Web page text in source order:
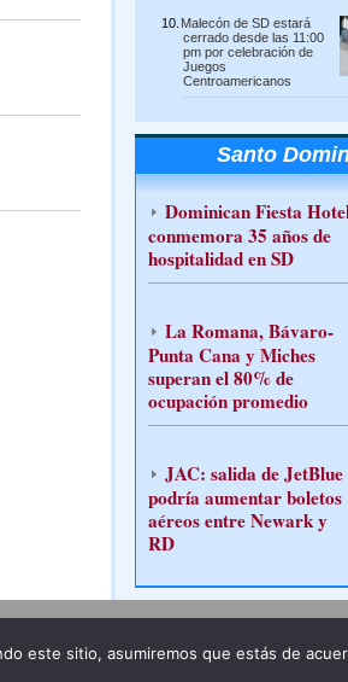
Malecón de SD estará
cerrado desde las 11:00
pm por celebración de
Juegos
Centroamericanos
Santo
Dominican Fiesta
conmemora 35 años de
hospitalidad en SD
La Romana, Bávaro-
Punta Cana y Miches
superan el 80% de
ocupación promedio
JAC: salida de JetBlue
podría aumentar boletos
aéreos entre Newark y
RD
este sitio, asumiremos que estás de